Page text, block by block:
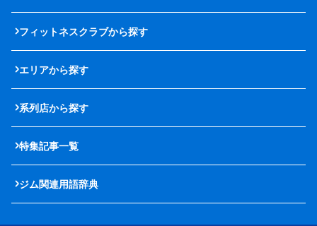
フィットネスクラブから探す
エリアから探す
系列店から探す
特集記事一覧
ジム関連用語辞典